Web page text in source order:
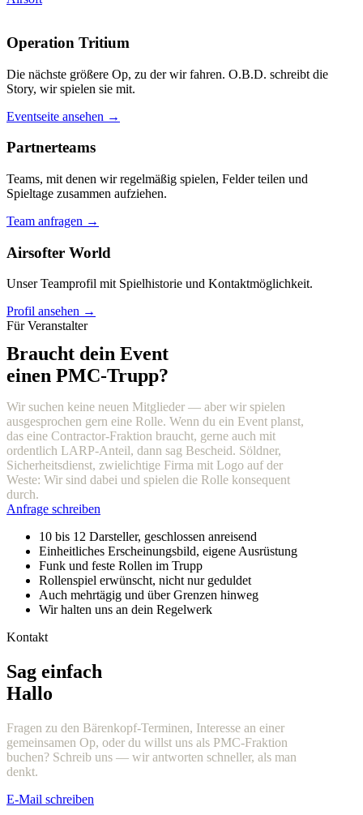
Operation Tritium
Die nächste größere Op, zu der wir fahren. O.B.D. schreibt die
Story, wir spielen sie mit.
Eventseite ansehen →
Partnerteams
Teams, mit denen wir regelmäßig spielen, Felder teilen und
Spieltage zusammen aufziehen.
Team anfragen →
Airsofter World
Unser Teamprofil mit Spielhistorie und Kontaktmöglichkeit.
Profil ansehen →
Für Veranstalter
Braucht dein Event
einen PMC-Trupp?
Wir suchen keine neuen Mitglieder — aber wir spielen
ausgesprochen gern eine Rolle. Wenn du ein Event planst,
das eine Contractor-Fraktion braucht, gerne auch mit
ordentlich LARP-Anteil, dann sag Bescheid. Söldner,
Sicherheitsdienst, zwielichtige Firma mit Logo auf der
Weste: Wir sind dabei und spielen die Rolle konsequent
durch.
Anfrage schreiben
10 bis 12 Darsteller, geschlossen anreisend
Einheitliches Erscheinungsbild, eigene Ausrüstung
Funk und feste Rollen im Trupp
Rollenspiel erwünscht, nicht nur geduldet
Auch mehrtägig und über Grenzen hinweg
Wir halten uns an dein Regelwerk
Kontakt
Sag einfach
Hallo
Fragen zu den Bärenkopf-Terminen, Interesse an einer
gemeinsamen Op, oder du willst uns als PMC-Fraktion
buchen? Schreib uns — wir antworten schneller, als man
denkt.
E-Mail schreiben